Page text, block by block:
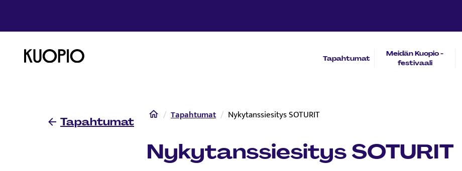
Etusivulle Tapahtumat
Meidän Kuopio -
festivaali
Tapahtumat
Etusivu
Tapahtumat Nykytanssiesitys SOTURIT
Nykytanssiesitys SOTURIT